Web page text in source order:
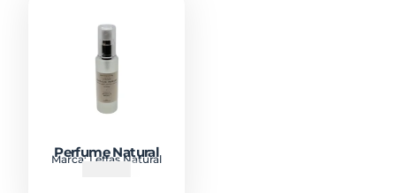
Perfume Natural
Marca:Leffas Natural